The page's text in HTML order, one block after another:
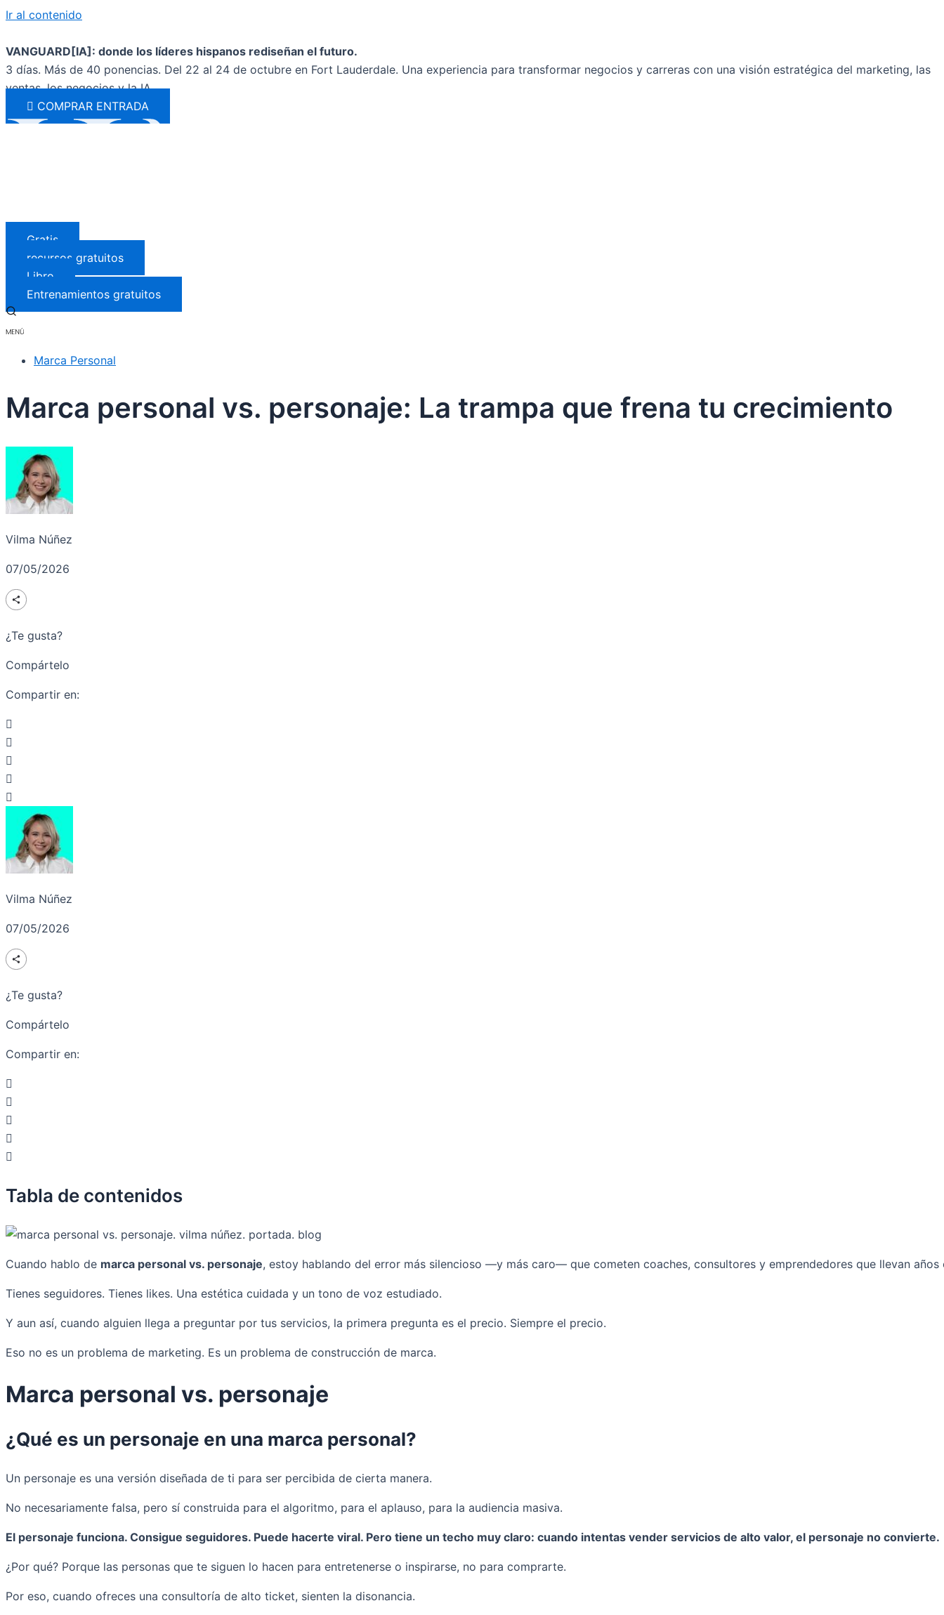
Ir al contenido
VANGUARD[IA]: donde los líderes hispanos rediseñan el futuro.
3 días. Más de 40 ponencias. Del 22 al 24 de octubre en Fort Lauderdale. Una experiencia para transformar negocios y carreras con una visión estratégica del marketing, las
ventas, los negocios y la IA.
COMPRAR ENTRADA
Gratis
recursos gratuitos
Libro
Entrenamientos gratuitos
Marca Personal
Marca personal vs. personaje: La trampa que frena tu crecimiento
Vilma Núñez
07/05/2026
¿Te gusta?
Compártelo
Compartir en:
Vilma Núñez
07/05/2026
¿Te gusta?
Compártelo
Compartir en:
Tabla de contenidos
Cuando hablo de marca personal vs. personaje, estoy hablando del error más silencioso —y más caro— que cometen coaches, consultores y emprendedores que llevan
Tienes seguidores. Tienes likes. Una estética cuidada y un tono de voz estudiado.
Y aun así, cuando alguien llega a preguntar por tus servicios, la primera pregunta es el precio. Siempre el precio.
Eso no es un problema de marketing. Es un problema de construcción de marca.
Marca personal vs. personaje
¿Qué es un personaje en una marca personal?
Un personaje es una versión diseñada de ti para ser percibida de cierta manera.
No necesariamente falsa, pero sí construida para el algoritmo, para el aplauso, para la audiencia masiva.
El personaje funciona. Consigue seguidores. Puede hacerte viral. Pero tiene un techo muy claro: cuando intentas vender servicios de alto valor, el personaje no convierte.
¿Por qué? Porque las personas que te siguen lo hacen para entretenerse o inspirarse, no para comprarte.
Por eso, cuando ofreces una consultoría de alto ticket, sienten la disonancia.